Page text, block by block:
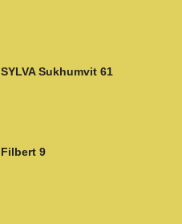
SYLVA Sukhumvit 61
Filbert 9